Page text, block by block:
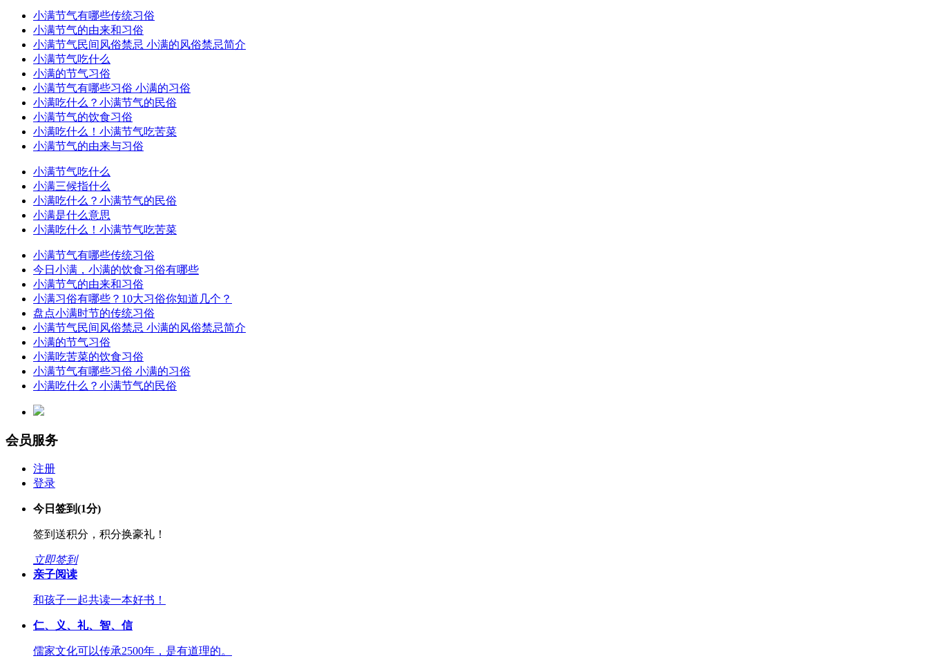
小满节气有哪些传统习俗
小满节气的由来和习俗
小满节气民间风俗禁忌 小满的风俗禁忌简介
小满节气吃什么
小满的节气习俗
小满节气有哪些习俗 小满的习俗
小满吃什么？小满节气的民俗
小满节气的饮食习俗
小满吃什么！小满节气吃苦菜
小满节气的由来与习俗
小满节气吃什么
小满三候指什么
小满吃什么？小满节气的民俗
小满是什么意思
小满吃什么！小满节气吃苦菜
小满节气有哪些传统习俗
今日小满，小满的饮食习俗有哪些
小满节气的由来和习俗
小满习俗有哪些？10大习俗你知道几个？
盘点小满时节的传统习俗
小满节气民间风俗禁忌 小满的风俗禁忌简介
小满的节气习俗
小满吃苦菜的饮食习俗
小满节气有哪些习俗 小满的习俗
小满吃什么？小满节气的民俗
会员服务
注册
登录
今日签到(1分)
签到送积分，积分换豪礼！
立即签到
亲子阅读
和孩子一起共读一本好书！
仁、义、礼、智、信
儒家文化可以传承2500年，是有道理的。